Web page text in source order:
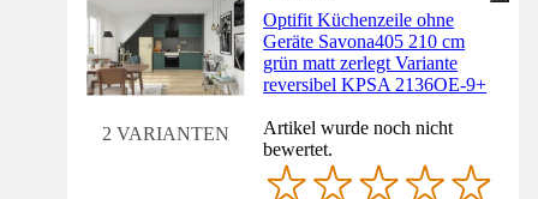
2 VARIANTEN
Optifit Küchenzeile ohne
Geräte Savona405 210 cm
grün matt zerlegt Variante
reversibel KPSA 2136OE-9+
Artikel wurde noch nicht
bewertet.